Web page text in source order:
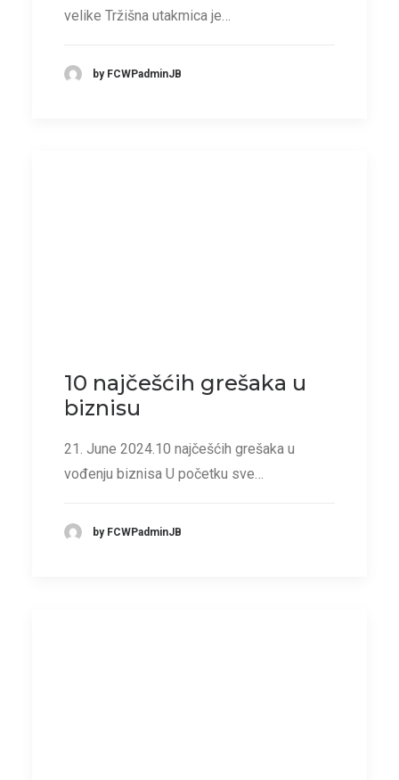
velike Tržišna utakmica je…
by FCWPadminJB
10 najčešćih grešaka u
biznisu
21. June 2024.10 najčešćih grešaka u
vođenju biznisa U početku sve…
by FCWPadminJB